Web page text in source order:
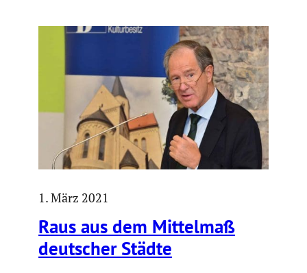
1. März 2021
Raus aus dem Mittelmaß
deutscher Städte